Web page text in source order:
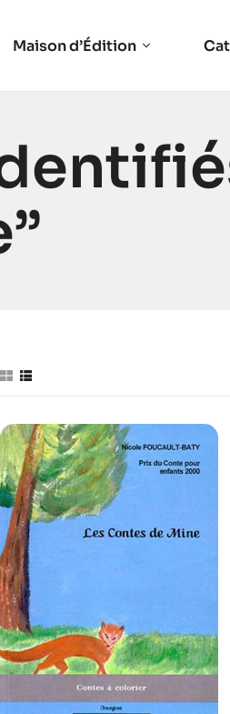
Maison d’Édition